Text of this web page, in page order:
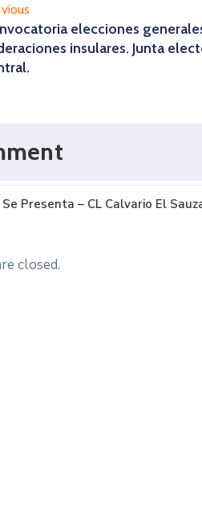
elecciones
insulares. Junta
Presenta – CL Calvario El
closed.